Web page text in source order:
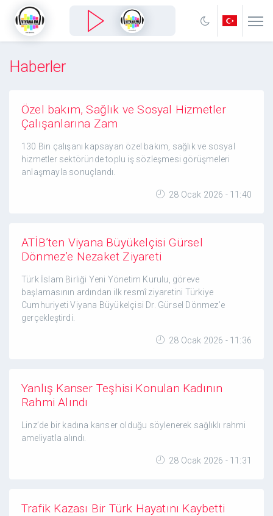
Haberler
Özel bakım, Sağlık ve Sosyal Hizmetler
Çalışanlarına Zam
130 Bin çalışanı kapsayan özel bakım, sağlık ve sosyal
hizmetler sektöründe toplu iş sözleşmesi görüşmeleri
anlaşmayla sonuçlandı.
28 Ocak 2026 - 11:40
ATİB’ten Viyana Büyükelçisi Gürsel
Dönmez’e Nezaket Ziyareti
Türk İslam Birliği Yeni Yönetim Kurulu, göreve
başlamasının ardından ilk resmî ziyaretini Türkiye
Cumhuriyeti Viyana Büyükelçisi Dr. Gürsel Dönmez’e
gerçekleştirdi.
28 Ocak 2026 - 11:36
Yanlış Kanser Teşhisi Konulan Kadının
Rahmi Alındı
Linz’de bir kadına kanser olduğu söylenerek sağlıklı rahmi
ameliyatla alındı.
28 Ocak 2026 - 11:31
Trafik Kazası Bir Türk Hayatını Kaybetti